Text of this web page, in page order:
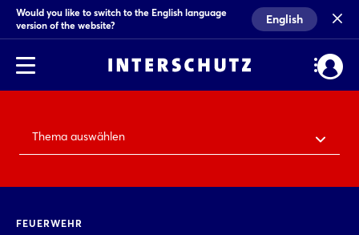
Would you like to switch to the English language
version of the website?
English
Thema auswählen
FEUERWEHR